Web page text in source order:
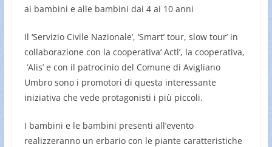
ai bambini e alle bambini dai 4 ai 10 anni
Il ‘Servizio Civile Nazionale’, ‘Smart’ tour, slow tour’ in
collaborazione con la cooperativa’ Actl’, la cooperativa,
‘Alis’ e con il patrocinio del Comune di Avigliano
Umbro sono i promotori di questa interessante
iniziativa che vede protagonisti i più piccoli.
I bambini e le bambini presenti all’evento
realizzeranno un erbario con le piante caratteristiche